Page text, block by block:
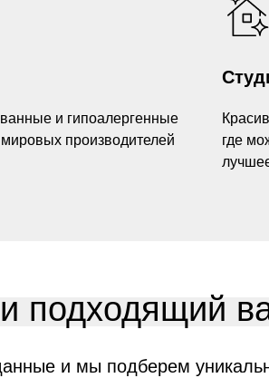
и гипоалергенные
производителей
где
подходящий
и мы подберем